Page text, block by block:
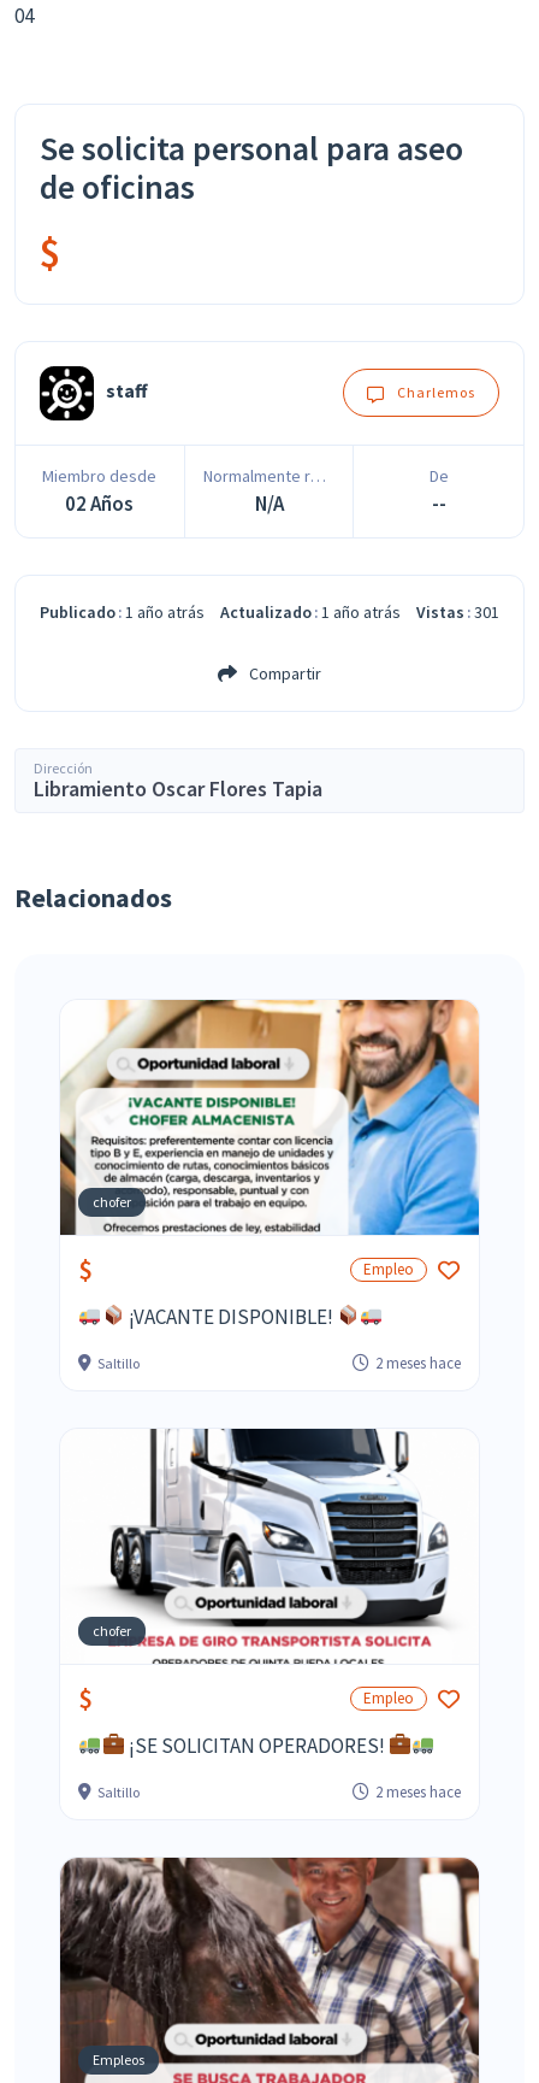
04
Se solicita personal para aseo
de oficinas
$
staff Charlemos
Miembro desde
02 Años
Normalmente responde en
N/A
De
--
Publicado 1 año atrás Actualizado 1 año atrás Vistas 301
Compartir
Dirección
Libramiento Oscar Flores Tapia
Relacionados
chofer
$ Empleo
¡VACANTE DISPONIBLE!
Saltillo 2 meses hace
chofer
$ Empleo
¡SE SOLICITAN OPERADORES!
Saltillo 2 meses hace
Empleos